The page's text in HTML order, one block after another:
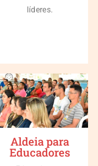
líderes.
Aldeia para
Educadores